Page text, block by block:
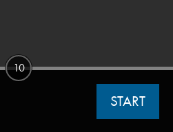
START
10